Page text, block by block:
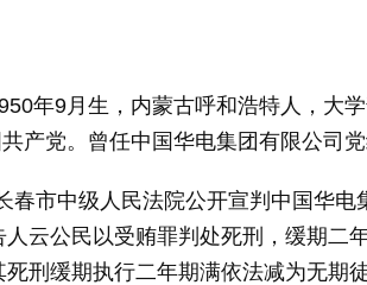
年9月生，内蒙古呼和浩特人，大学
产党。曾任中国华电集团有限公司党
市中级人民法院公开宣判中国华电
云公民以受贿罪判处死刑，缓期二
刑缓期执行二年期满依法减为无期